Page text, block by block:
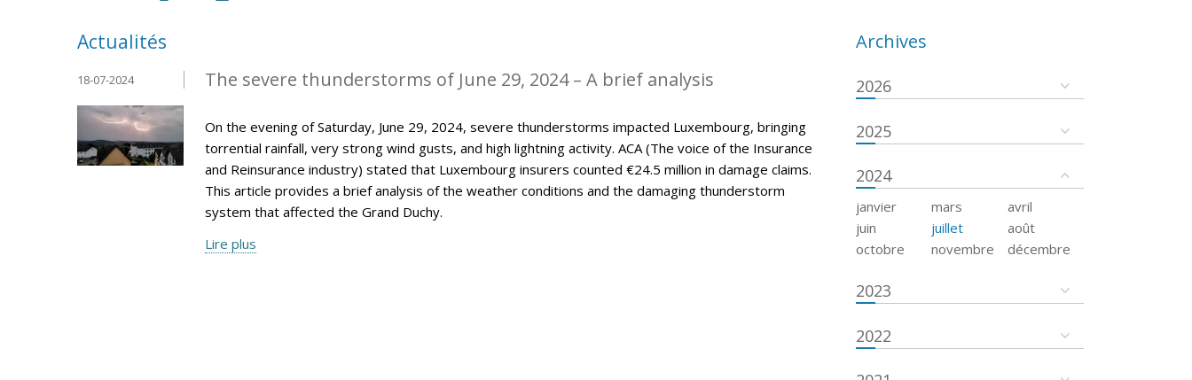
Actualités
The severe thunderstorms of June 29, 2024 – A brief analysis
18-07-2024
On the evening of Saturday, June 29, 2024, severe thunderstorms impacted Luxembourg, bringing
torrential rainfall, very strong wind gusts, and high lightning activity. ACA (The voice of the Insurance
and Reinsurance industry) stated that Luxembourg insurers counted €24.5 million in damage claims.
This article provides a brief analysis of the weather conditions and the damaging thunderstorm
system that affected the Grand Duchy.
Lire plus
Archives
2026
2025
2024
janvier mars
avril
juin
juillet
août
octobre
novembre décembre
2023
2022